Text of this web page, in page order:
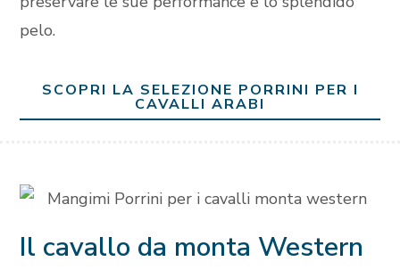
pelo.
SCOPRI LA SELEZIONE PORRINI PER I
CAVALLI ARABI
Il cavallo da monta Western